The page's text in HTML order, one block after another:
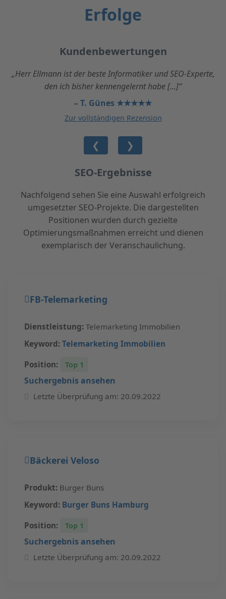
Erfolge
Kundenbewertungen
„Herr Ellmann ist der beste Informatiker und SEO-Experte,
den ich bisher kennengelernt habe [...]“
– T. Günes ★★★★★
Zur vollständigen Rezension
❮ ❯
SEO-Ergebnisse
Nachfolgend sehen Sie eine Auswahl erfolgreich
umgesetzter SEO-Projekte. Die dargestellten
Positionen wurden durch gezielte
Optimierungsmaßnahmen erreicht und dienen
exemplarisch der Veranschaulichung.
FB-Telemarketing
Dienstleistung: Telemarketing Immobilien
Keyword: Telemarketing Immobilien
Position: Top 1
Suchergebnis ansehen
Letzte Überprüfung am: 20.09.2022
Bäckerei Veloso
Produkt: Burger Buns
Keyword: Burger Buns Hamburg
Position: Top 1
Suchergebnis ansehen
Letzte Überprüfung am: 20.09.2022